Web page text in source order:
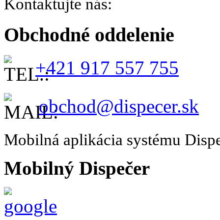
Kontaktujte nás:
Obchodné oddelenie
+421 917 557 755
obchod@dispecer.sk
Mobilná aplikácia systému
Mobilný Dispečer